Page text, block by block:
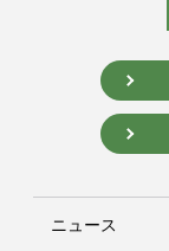
ニュース